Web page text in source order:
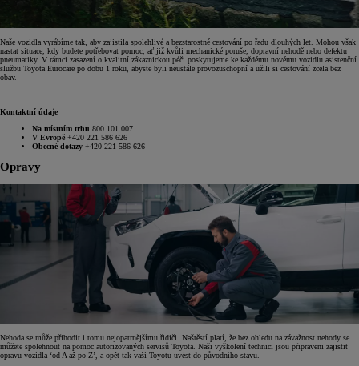
Naše vozidla vyrábíme tak, aby zajistila spolehlivé a bezstarostné cestování po řadu dlouhých let. Mohou však
nastat situace, kdy budete potřebovat pomoc, ať již kvůli mechanické poruše, dopravní nehodě nebo defektu
pneumatiky. V rámci zasazení o kvalitní zákaznickou péči poskytujeme ke každému novému vozidlu asistenční
službu Toyota Eurocare po dobu 1 roku, abyste byli neustále provozuschopní a užili si cestování zcela bez
obav.
Kontaktní údaje
Na místním trhu 800 101 007
V Evropě +420 221 586 626
Obecné dotazy +420 221 586 626
Opravy
Nehoda se může přihodit i tomu nejopatrnějšímu řidiči. Naštěstí platí, že bez ohledu na závažnost nehody se
můžete spolehnout na pomoc autorizovaných servisů Toyota. Naši vyškolení technici jsou připraveni zajistit
opravu vozidla ‘od A až po Z’, a opět tak vaši Toyotu uvést do původního stavu.